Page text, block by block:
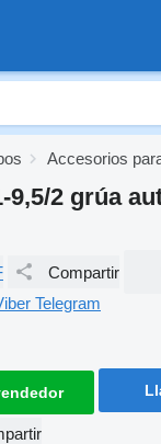
Accesorios
9,5/2 grúa
Compartir
Telegram